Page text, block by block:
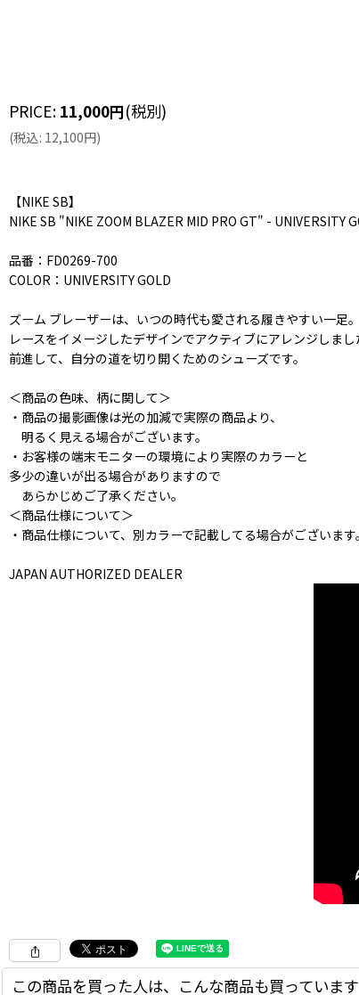
PRICE: 11,000円(税別)
(税込: 12,100円)
【NIKE SB】
NIKE SB "NIKE ZOOM BLAZER MID PRO GT" - UNIVERSITY
品番：FD0269-700
COLOR：UNIVERSITY GOLD
ズーム ブレーザーは、いつの時代も愛される履きやすい一足
レースをイメージしたデザインでアクティブにアレンジしまし
前進して、自分の道を切り開くためのシューズです。
＜商品の色味、柄に関して＞
・商品の撮影画像は光の加減で実際の商品より、
明るく見える場合がございます。
・お客様の端末モニターの環境により実際のカラーと
多少の違いが出る場合がありますので
あらかじめご了承ください。
＜商品仕様について＞
・商品仕様について、別カラーで記載してる場合がございます。
JAPAN AUTHORIZED DEALER
この商品を買った人は、こんな商品も買っています